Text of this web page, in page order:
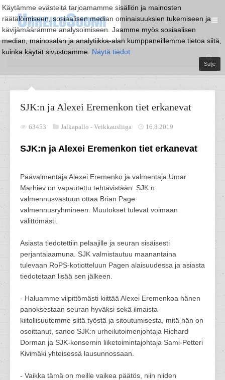
Käytämme evästeitä tarjoamamme sisällön ja mainosten
räätälöimiseen, sosiaalisen median ominaisuuksien tukemiseen ja
kävijämäärämme analysoimiseen. Jaamme myös sosiaalisen
median, mainosalan ja analytiikka-alan kumppaneillemme tietoa siitä,
kuinka käytät sivustoamme. Näytä tiedot
Sulje
SJK:n ja Alexei Eremenkon tiet erkanevat
63453 Jalkapallo - Veikkausliiga 16.8.2019
SJK:n ja Alexei Eremenkon tiet erkanevat
Päävalmentaja Alexei Eremenko ja valmentaja Umar
Marhiev on vapautettu tehtävistään. SJK:n
valmennusvastuun ottaa Brian Page
valmennusryhmineen. Muutokset tulevat voimaan
välittömästi.
Asiasta tiedotettiin pelaajille ja seuran sisäisesti
perjantaiaamuna. SJK valmistautuu maanantaina
tulevaan RoPS-kotiotteluun Pagen alaisuudessa ja asiasta
tiedotetaan lisää sen jälkeen.
- Haluamme vilpittömästi kiittää Alexei Eremenkoa hänen
panoksestaan seuran hyväksi sekä ilmaista
kiitollisuutemme siitä työstä ja sitoutumisesta, mitä hän on
osoittanut, sanoo SJK:n urheilutoimenjohtaja Richard
Dorman ja SJK-konsernin liiketoimintajohtaja Sami-Petteri
Kivimäki yhteisessä lausunnossaan.
- Vaikka tämä on meille vaikea päätös, niin niiden